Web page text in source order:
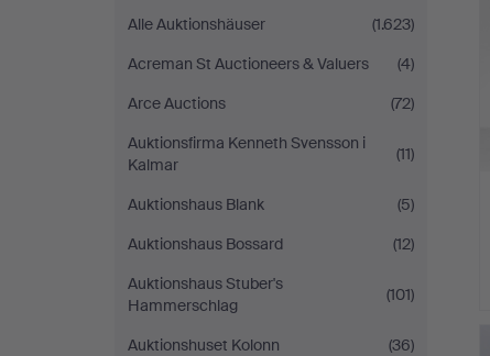
Alle Auktionshäuser
(1.623)
Acreman St Auctioneers & Valuers
(4)
Arce Auctions
(72)
Auktionsfirma Kenneth Svensson i
Kalmar
(11)
Auktionshaus Blank
(5)
Auktionshaus Bossard
(12)
Auktionshaus Stuber's
Hammerschlag
(101)
Auktionshuset Kolonn
(36)